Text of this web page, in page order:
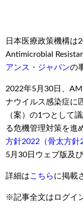
日本医療政策機構は
Antimicrobial
アンス・ジャパンの
2022年5月30日、
ナウイルス感染症に
（案）の1つとして
る危機管理対策を進
方針2022 （骨太方針
5月30日ウェブ版及
詳細はこちらに掲載
※記事全文はログイ